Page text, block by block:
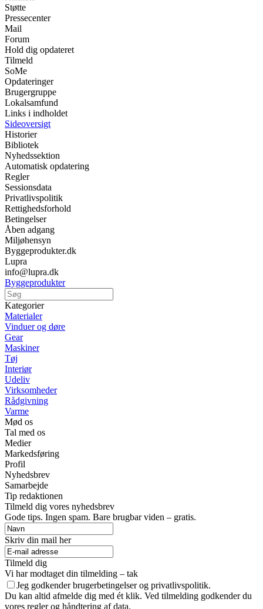
Støtte
Pressecenter
Mail
Forum
Hold dig opdateret
Tilmeld
SoMe
Opdateringer
Brugergruppe
Lokalsamfund
Links i indholdet
Sideoversigt
Historier
Bibliotek
Nyhedssektion
Automatisk opdatering
Regler
Sessionsdata
Privatlivspolitik
Rettighedsforhold
Betingelser
Åben adgang
Miljøhensyn
Byggeprodukter.dk
Lupra
info@lupra.dk
Byggeprodukter
Kategorier
Materialer
Vinduer og døre
Gear
Maskiner
Tøj
Interiør
Udeliv
Virksomheder
Rådgivning
Varme
Mød os
Tal med os
Medier
Markedsføring
Profil
Nyhedsbrev
Samarbejde
Tip redaktionen
Tilmeld dig vores nyhedsbrev
Gode tips. Ingen spam. Bare brugbar viden – gratis.
Skriv din mail her
Tilmeld dig
Vi har modtaget din tilmelding – tak
Jeg godkender brugerbetingelser og privatlivspolitik.
Du kan altid afmelde dig med ét klik. Ved tilmelding godkender du
vores regler og håndtering af data.